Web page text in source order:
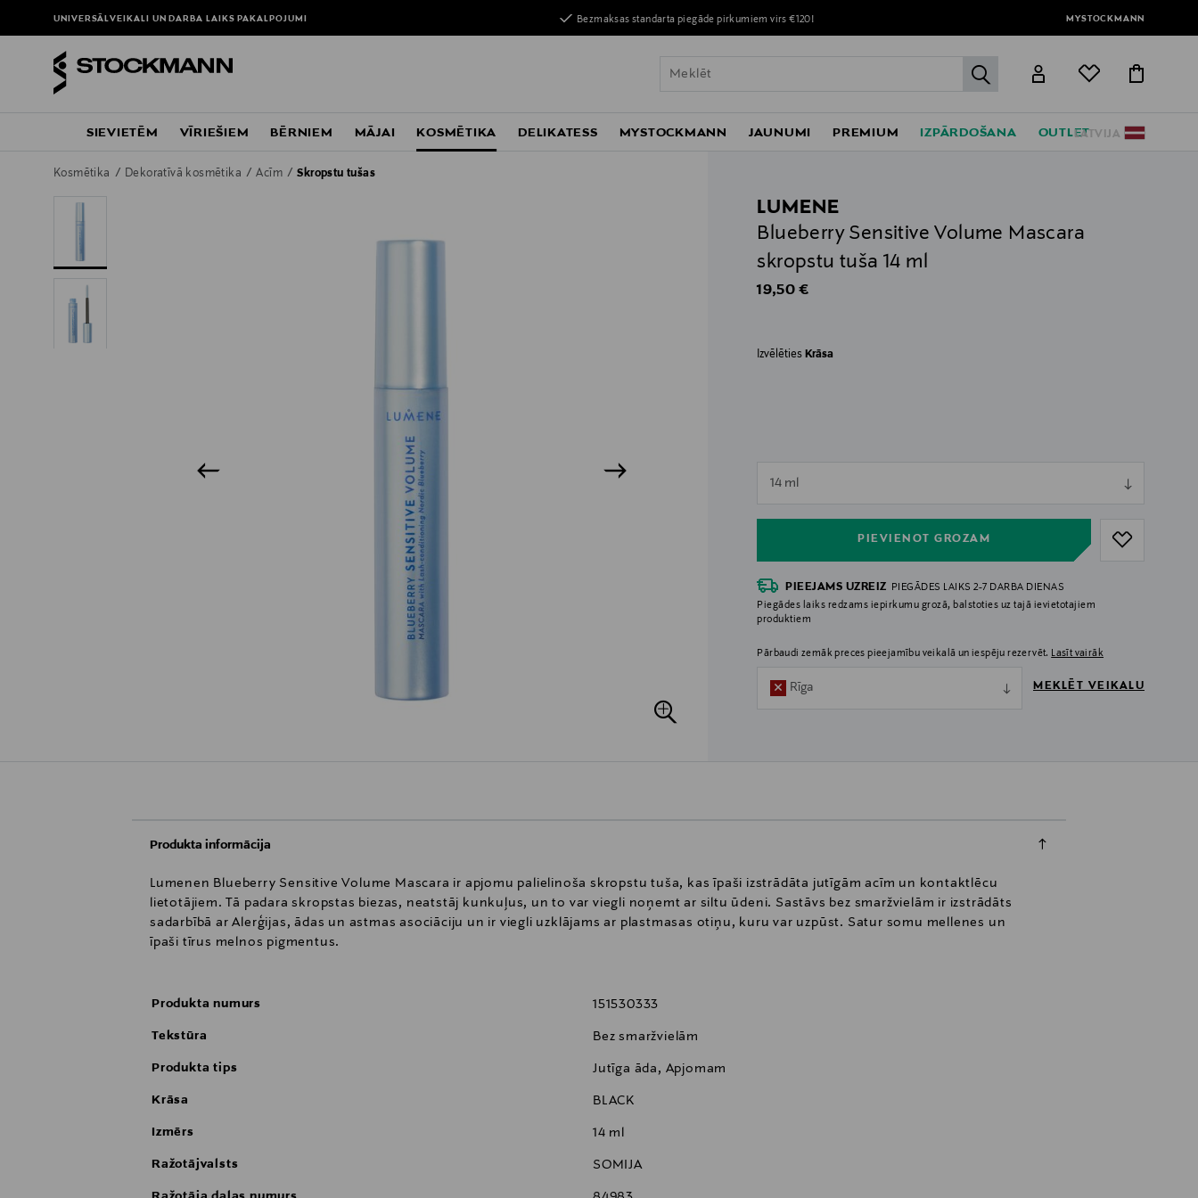
UNIVERSĀLVEIKALI UN DARBA LAIKSPAKALPOJUMI Bezmaksas standarta piegāde pirkumiem virs €120! MYSTOCKMANN
label.header.go
LATVIJA
SIEVIETĒM VĪRIEŠIEM BĒRNIEM MĀJAI KOSMĒTIKA DELIKATESS MYSTOCKMANN JAUNUMI PREMIUM IZPĀRDOŠANA OUTLET
Kosmētika Dekoratīvā kosmētika Acīm Skropstu tušas
LUMENE
Blueberry Sensitive Volume Mascara
skropstu tuša 14 ml
Original Price
19,50 €
Izvēlēties Krāsa
14 ml
PIEVIENOT GROZAM
null
PIEEJAMS UZREIZ
PIEGĀDES LAIKS 2-7 DARBA DIENAS
Piegādes laiks redzams iepirkumu grozā, balstoties uz tajā ievietotajiem
produktiem
Pārbaudi zemāk preces pieejamību veikalā un iespēju rezervēt. Lasīt vairāk
Rīga MEKLĒT VEIKALU
Produkta informācija
Lumenen Blueberry Sensitive Volume Mascara ir apjomu palielinoša skropstu tuša, kas īpaši izstrādāta jutīgām acīm un kontaktlēcu
lietotājiem. Tā padara skropstas biezas, neatstāj kunkuļus, un to var viegli noņemt ar siltu ūdeni. Sastāvs bez smaržvielām ir izstrādāts
sadarbībā ar Alerģijas, ādas un astmas asociāciju un ir viegli uzklājams ar plastmasas otiņu, kuru var uzpūst. Satur somu mellenes un
īpaši tīrus melnos pigmentus.
Produkta numurs 151530333
Tekstūra Bez smaržvielām
Produkta tips Jutīga āda, Apjomam
Krāsa BLACK
Izmērs 14 ml
Ražotājvalsts SOMIJA